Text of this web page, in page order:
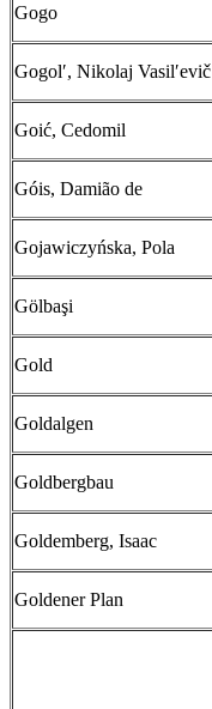
Gogo
Gogolʹ, Nikolaj Vasilʹevič
Goić, Cedomil
Góis, Damião de
Gojawiczyńska, Pola
Gölbaşi
Gold
Goldalgen
Goldbergbau
Goldemberg, Isaac
Goldener Plan